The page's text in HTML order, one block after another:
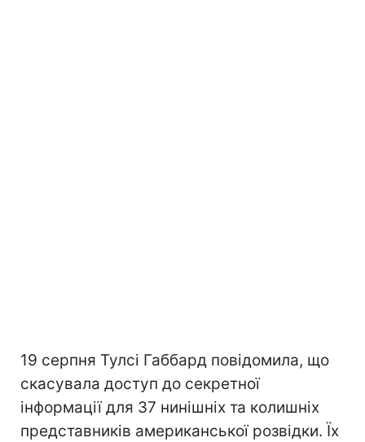
19 серпня Тулсі Габбард повідомила, що
скасувала доступ до секретної
інформації для 37 нинішніх та колишніх
представників американської розвідки. Їх